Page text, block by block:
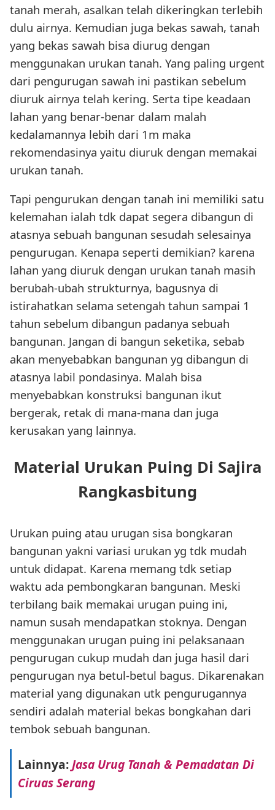
tanah merah, asalkan telah dikeringkan terlebih
dulu airnya. Kemudian juga bekas sawah, tanah
yang bekas sawah bisa diurug dengan
menggunakan urukan tanah. Yang paling urgent
dari pengurugan sawah ini pastikan sebelum
diuruk airnya telah kering. Serta tipe keadaan
lahan yang benar-benar dalam malah
kedalamannya lebih dari 1m maka
rekomendasinya yaitu diuruk dengan memakai
urukan tanah.
Tapi pengurukan dengan tanah ini memiliki satu
kelemahan ialah tdk dapat segera dibangun di
atasnya sebuah bangunan sesudah selesainya
pengurugan. Kenapa seperti demikian? karena
lahan yang diuruk dengan urukan tanah masih
berubah-ubah strukturnya, bagusnya di
istirahatkan selama setengah tahun sampai 1
tahun sebelum dibangun padanya sebuah
bangunan. Jangan di bangun seketika, sebab
akan menyebabkan bangunan yg dibangun di
atasnya labil pondasinya. Malah bisa
menyebabkan konstruksi bangunan ikut
bergerak, retak di mana-mana dan juga
kerusakan yang lainnya.
Material Urukan Puing Di Sajira
Rangkasbitung
Urukan puing atau urugan sisa bongkaran
bangunan yakni variasi urukan yg tdk mudah
untuk didapat. Karena memang tdk setiap
waktu ada pembongkaran bangunan. Meski
terbilang baik memakai urugan puing ini,
namun susah mendapatkan stoknya. Dengan
menggunakan urugan puing ini pelaksanaan
pengurugan cukup mudah dan juga hasil dari
pengurugan nya betul-betul bagus. Dikarenakan
material yang digunakan utk pengurugannya
sendiri adalah material bekas bongkahan dari
tembok sebuah bangunan.
Lainnya:Jasa Urug Tanah & Pemadatan Di
Ciruas Serang